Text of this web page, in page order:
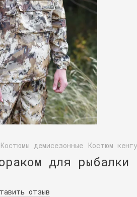
Костюмы демисезонные Костюм
для рыбалки
отзыв